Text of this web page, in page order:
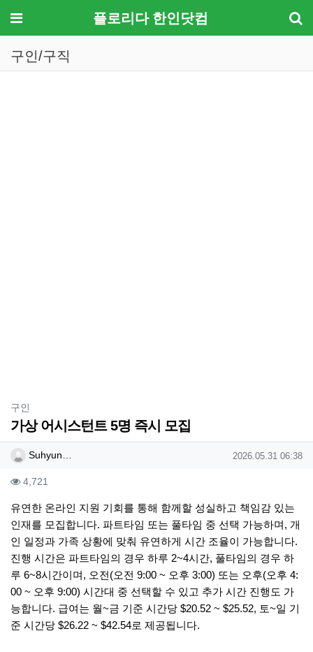
메뉴 플로리다 한인닷컴
구인/구직
구인
가상 어시스턴트 5명 즉시 모집
작성자 정보
Suhyun… 작성일
2026.05.31 06:38
컨텐츠 정보
4,721
본문
유연한 온라인 지원 기회를 통해 함께할 성실하고 책임감 있는
인재를 모집합니다. 파트타임 또는 풀타임 중 선택 가능하며, 개
인 일정과 가족 상황에 맞춰 유연하게 시간 조율이 가능합니다.
진행 시간은 파트타임의 경우 하루 2~4시간, 풀타임의 경우 하
루 6~8시간이며, 오전(오전 9:00 ~ 오후 3:00) 또는 오후(오후 4:
00 ~ 오후 9:00) 시간대 중 선택할 수 있고 추가 시간 진행도 가
능합니다. 급여는 월~금 기준 시간당 $20.52 ~ $25.52, 토~일 기
준 시간당 $26.22 ~ $42.54로 제공됩니다.